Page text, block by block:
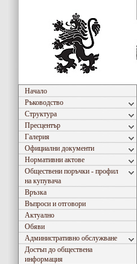
Начало
Ръководство
Структура
Пресцентър
Галерия
Официални документи
Нормативни актове
Обществени поръчки - профил
на купувача
Връзка
Въпроси и отговори
Актуално
Обяви
Административно обслужване
Достъп до обществена
информация